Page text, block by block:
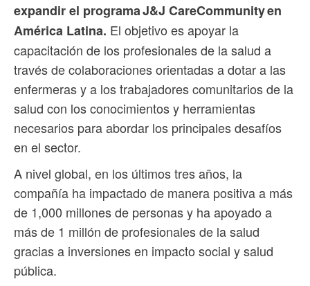
expandir el programa J&J CareCommunity en
América Latina. El objetivo es apoyar la
capacitación de los profesionales de la salud a
través de colaboraciones orientadas a dotar a las
enfermeras y a los trabajadores comunitarios de la
salud con los conocimientos y herramientas
necesarios para abordar los principales desafíos
en el sector.
A nivel global, en los últimos tres años, la
compañía ha impactado de manera positiva a más
de 1,000 millones de personas y ha apoyado a
más de 1 millón de profesionales de la salud
gracias a inversiones en impacto social y salud
pública.